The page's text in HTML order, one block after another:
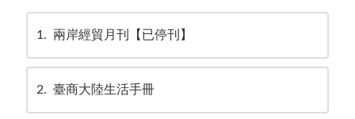
1 兩岸經貿月刊【已停刊】
2 臺商大陸生活手冊